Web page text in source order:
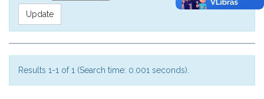
Results 1-1 of 1 (Search time: 0.001 seconds).